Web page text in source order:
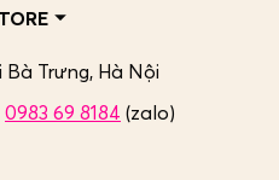
Bà Trưng, Hà Nội
0983 69 8184 (zalo)